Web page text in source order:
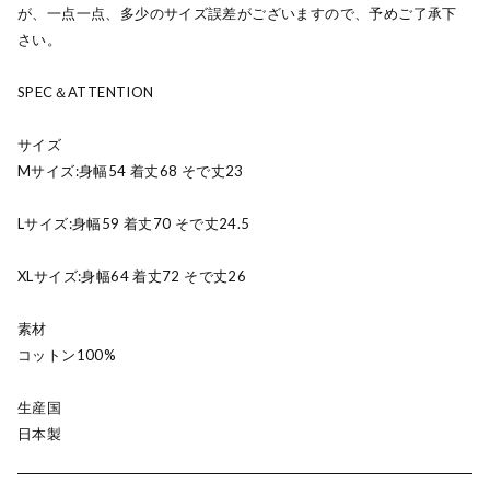
が、一点一点、多少のサイズ誤差がございますので、予めご了承下
さい。
SPEC＆ATTENTION
サイズ
Mサイズ:身幅54 着丈68 そで丈23
Lサイズ:身幅59 着丈70 そで丈24.5
XLサイズ:身幅64 着丈72 そで丈26
素材
コットン100%
生産国
日本製